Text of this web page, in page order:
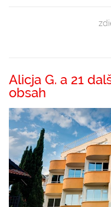
Alicja G. a 21
obsah